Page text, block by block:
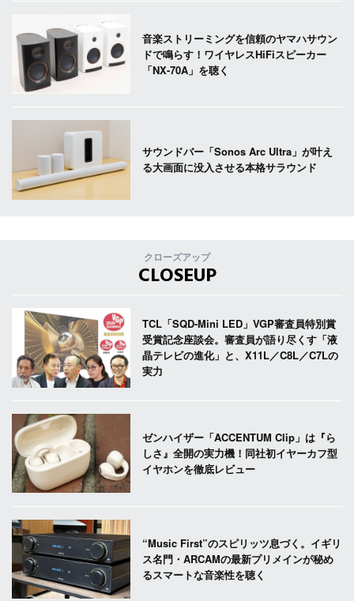
音楽ストリーミングを信頼のヤマハサウン
ドで鳴らす！ワイヤレスHiFiスピーカー
「NX-70A」を聴く
サウンドバー「Sonos Arc Ultra」が叶え
る大画面に没入させる本格サラウンド
クローズアップ
CLOSEUP
TCL「SQD-Mini LED」VGP審査員特別賞
受賞記念座談会。審査員が語り尽くす「液
晶テレビの進化」と、X11L／C8L／C7Lの
実力
ゼンハイザー「ACCENTUM Clip」は『ら
しさ』全開の実力機！同社初イヤーカフ型
イヤホンを徹底レビュー
“Music First”のスピリッツ息づく。イギリ
ス名門・ARCAMの最新プリメインが秘め
るスマートな音楽性を聴く